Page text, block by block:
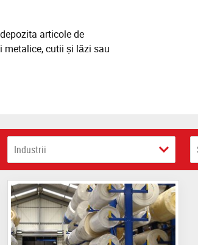
articole de
metalice, cutii și lăzi sau
Industrii